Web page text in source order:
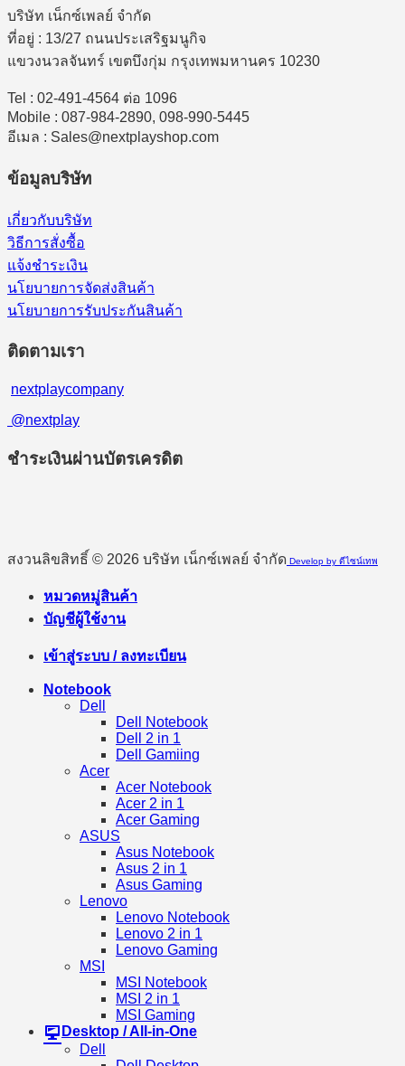
บริษัท เน็กซ์เพลย์ จำกัด
ที่อยู่ : 13/27 ถนนประเสริฐมนูกิจ
แขวงนวลจันทร์ เขตบึงกุ่ม กรุงเทพมหานคร 10230
Tel : 02-491-4564 ต่อ 1096
Mobile : 087-984-2890, 098-990-5445
อีเมล : Sales@nextplayshop.com
ข้อมูลบริษัท
เกี่ยวกับบริษัท
วิธีการสั่งซื้อ
แจ้งชำระเงิน
นโยบายการจัดส่งสินค้า
นโยบายการรับประกันสินค้า
ติดตามเรา
nextplaycompany
@nextplay
ชำระเงินผ่านบัตรเครดิต
สงวนลิขสิทธิ์ © 2026 บริษัท เน็กซ์เพลย์ จำกัด Develop by ดีไซน์เทพ
หมวดหมู่สินค้า
บัญชีผู้ใช้งาน
เข้าสู่ระบบ / ลงทะเบียน
Notebook
Dell
Dell Notebook
Dell 2 in 1
Dell Gamiing
Acer
Acer Notebook
Acer 2 in 1
Acer Gaming
ASUS
Asus Notebook
Asus 2 in 1
Asus Gaming
Lenovo
Lenovo Notebook
Lenovo 2 in 1
Lenovo Gaming
MSI
MSI Notebook
MSI 2 in 1
MSI Gaming
Desktop / All-in-One
Dell